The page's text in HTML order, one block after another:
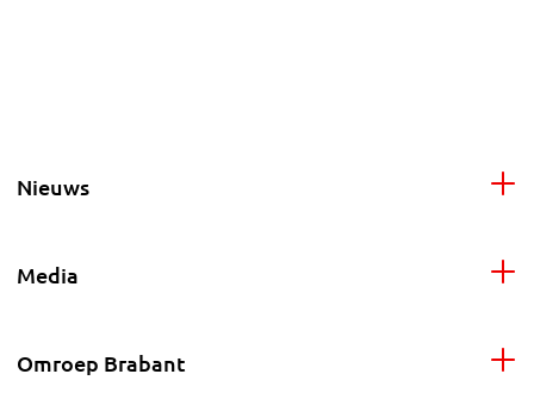
Nieuws
Media
Omroep Brabant